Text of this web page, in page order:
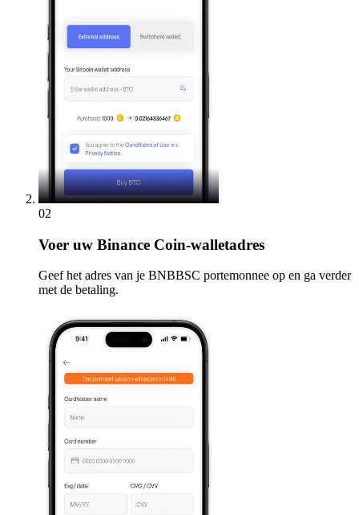
02
Voer uw Binance Coin-walletadres
Geef het adres van je BNBBSC portemonnee op en ga verder
met de betaling.